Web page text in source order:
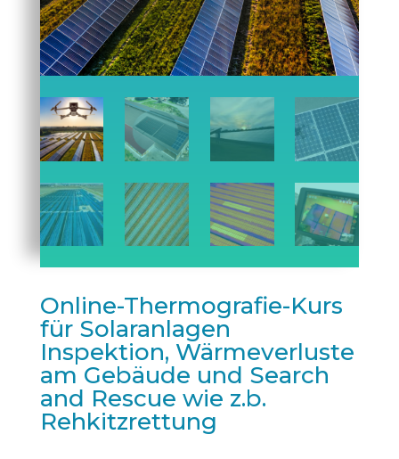
Online-Thermografie-Kurs
für Solaranlagen
Inspektion, Wärmeverluste
am Gebäude und Search
and Rescue wie z.b.
Rehkitzrettung